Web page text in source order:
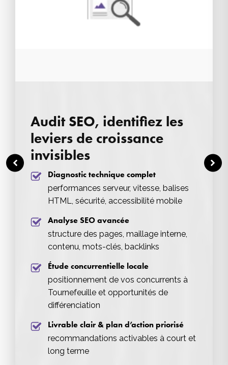
Audit SEO, identifiez les
leviers de croissance
invisibles
Diagnostic technique complet
performances serveur, vitesse, balises
HTML, sécurité, accessibilité mobile
Analyse SEO avancée
structure des pages, maillage interne,
contenu, mots-clés, backlinks
Étude concurrentielle locale
positionnement de vos concurrents à
Tournefeuille et opportunités de
différenciation
Livrable clair & plan d’action priorisé
recommandations activables à court et
long terme